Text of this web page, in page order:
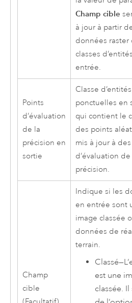
Champ cible
à jour à partir
données raster
classes
entrée.
Points
d’évaluation
de la
précision en
sortie
Classe d’entités
ponctuelles en
qui contient le
des points
mis à jour à
d’évaluation de
précision.
Champ
cible
Indique si les
en entrée sont
image classée
données de
terrain.
Classé—
est une
classée. Il